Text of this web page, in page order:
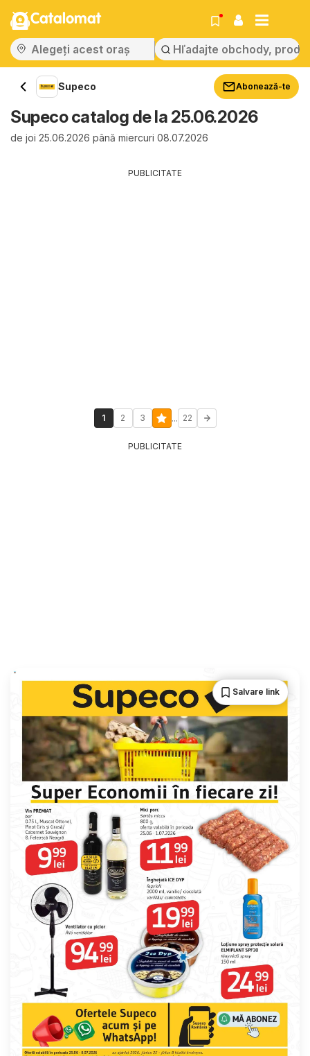
Catalomat
Supeco Abonează-te
Supeco catalog de la 25.06.2026
de joi 25.06.2026 până miercuri 08.07.2026
PUBLICITATE
1 2 3 ... 22
PUBLICITATE
Salvare link